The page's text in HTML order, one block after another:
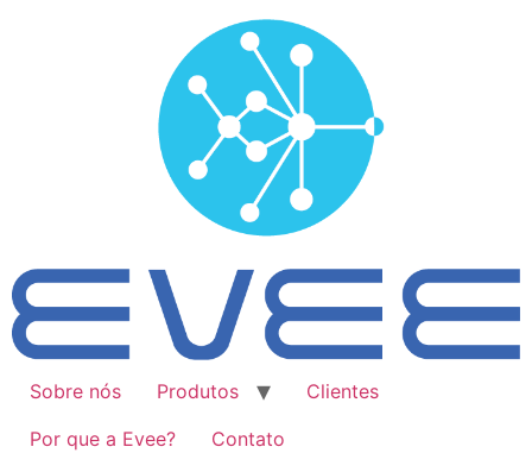
Sobre nós Produtos
Clientes
Por que a Evee?
Contato